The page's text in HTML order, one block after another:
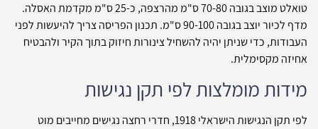
טואלט מוצב בגובה 70-80 ס"מ מהרצפה, כ-25 ס"מ מקדמת האסלה.
מדף לכיור יוצב בגובה 90-100 ס"מ. תכנון הפריסה צריך להיעשות לפני
העבודות, כדי שניתן יהיה להשחיל צינורות חיזוק בתוך הקיר ולהבטיח
אחיזה מקסימלית.
מידות מומלצות לפי תקן נגישות
לפי תקן הנגישות הישראלי 1918, חדרי רחצה נגישים מחייבים מוט